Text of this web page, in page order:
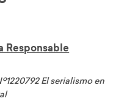
Responsable
El serialismo en